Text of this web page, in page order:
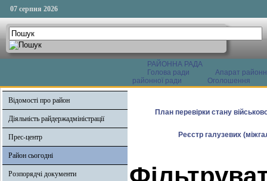
07 серпня 2026
РАЙОННА РАДА
Голова ради
Апарат
районної ради
Оголошення
Відомості про район
Діяльність райдержадміністрації
Прес-центр
Район сьогодні
Розпорядчі документи
План перевірки стану
Реєстр галузевих